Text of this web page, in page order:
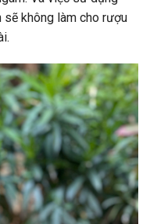
sẽ không làm cho rượu